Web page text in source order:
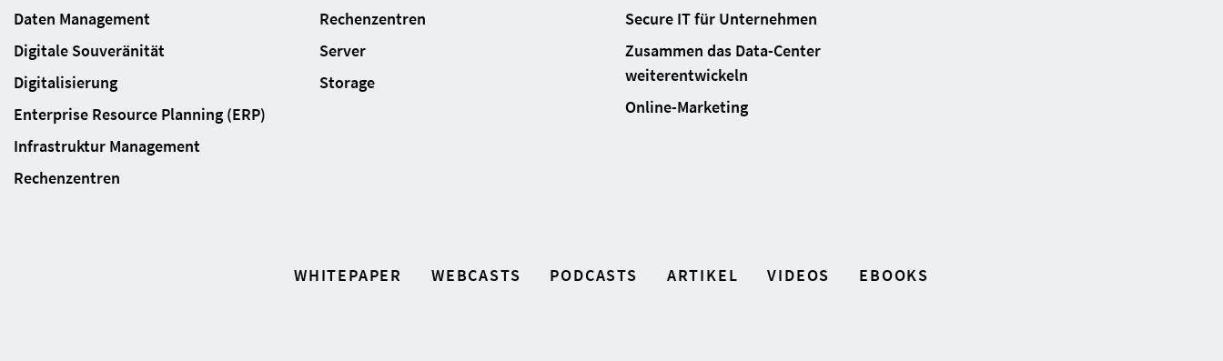
Daten Management
Digitale Souveränität
Digitalisierung
Enterprise Resource Planning (ERP)
Infrastruktur Management
Rechenzentren
Rechenzentren
Server
Storage
Secure IT für Unternehmen
Zusammen das Data-Center
weiterentwickeln
Online-Marketing
WHITEPAPER WEBCASTS PODCASTS ARTIKEL VIDEOS EBOOKS